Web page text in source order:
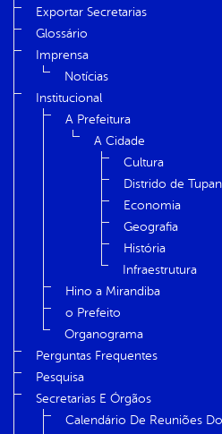
Exportar Secretarias
Glossário
Imprensa
Notícias
Institucional
A Prefeitura
A Cidade
Cultura
Distrido de
Economia
Geografia
História
Infraestrutura
Hino a Mirandiba
o Prefeito
Organograma
Perguntas Frequentes
Pesquisa
Secretarias E Órgãos
Calendário De Reuniões